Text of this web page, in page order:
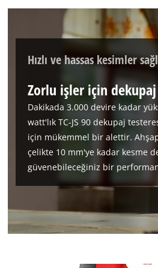
Google Maps
izninize
This content is not
to trackers that
visitor. The website
the site with their
to the list of
Powered by
Hızlı ve hassas kesimler
Zorlu işler için
Dakikada 3.000 devire kadar
watt'lık TC-JS 90 dekupaj
için mükemmel bir alettir.
çelikte 10 mm'ye kadar kesme
güvenebileceğiniz bir